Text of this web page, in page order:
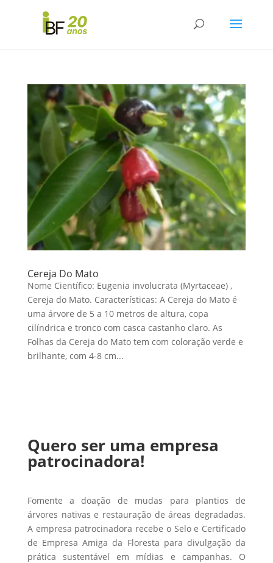
Cereja Do Mato
Nome Científico: Eugenia involucrata (Myrtaceae) ,
Cereja do Mato. Características: A Cereja do Mato é
uma árvore de 5 a 10 metros de altura, copa
cilíndrica e tronco com casca castanho claro. As
Folhas da Cereja do Mato tem com coloração verde e
brilhante, com 4-8 cm...
Quero ser uma empresa
patrocinadora!
Fomente a doação de mudas para plantios de
árvores nativas e restauração de áreas degradadas.
A empresa patrocinadora recebe o Selo e Certificado
de Empresa Amiga da Floresta para divulgação da
prática sustentável em mídias e campanhas. O